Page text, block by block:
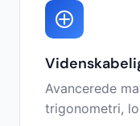
Avancerede
trigonometri,